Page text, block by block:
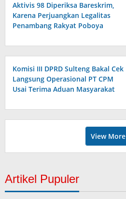
Aktivis 98 Diperiksa Bareskrim,
Karena Perjuangkan Legalitas
Penambang Rakyat Poboya
Komisi III DPRD Sulteng Bakal Cek
Langsung Operasional PT CPM
Usai Terima Aduan Masyarakat
View More
Artikel Pupuler